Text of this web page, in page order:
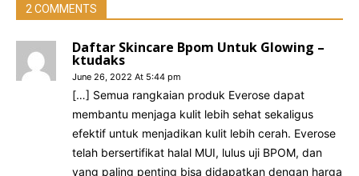
2 COMMENTS
Daftar Skincare Bpom Untuk Glowing –
ktudaks
June 26, 2022 At 5:44 pm
[…] Semua rangkaian produk Everose dapat
membantu menjaga kulit lebih sehat sekaligus
efektif untuk menjadikan kulit lebih cerah. Everose
telah bersertifikat halal MUI, lulus uji BPOM, dan
yang paling penting bisa didapatkan dengan harga